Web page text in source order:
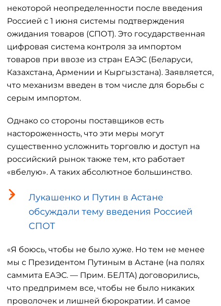
некоторой неопределенности после введения
Россией с 1 июня системы подтверждения
ожидания товаров (СПОТ). Это государственная
цифровая система контроля за импортом
товаров при ввозе из стран ЕАЭС (Беларуси,
Казахстана, Армении и Кыргызстана). Заявляется,
что механизм введен в том числе для борьбы с
серым импортом.
Однако со стороны поставщиков есть
настороженность, что эти меры могут
существенно усложнить торговлю и доступ на
российский рынок также тем, кто работает
«вбелую». А таких абсолютное большинство.
Лукашенко и Путин в Астане
обсуждали тему введения Россией
СПОТ
«Я боюсь, чтобы не было хуже. Но тем не менее
мы с Президентом Путиным в Астане (на полях
саммита ЕАЭС. — Прим. БЕЛТА) договорились,
что предпримем все, чтобы не было никаких
проволочек и лишней бюрократии. И самое